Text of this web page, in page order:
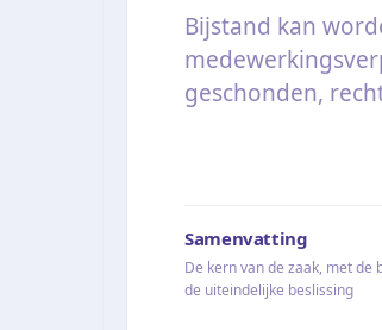
Bijstand kan
geschonden,
Samenvatting
De kern van de zaak, met
de uiteindelijke beslissing